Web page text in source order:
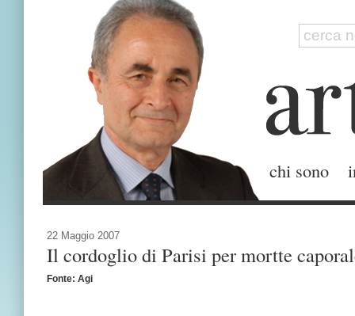
chi sono
22 Maggio 2007
Il cordoglio di Parisi per mortte
Fonte: Agi